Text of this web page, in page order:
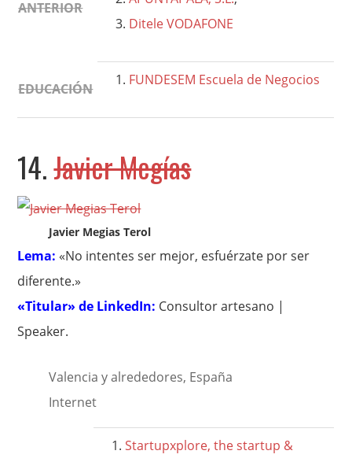
ANTERIOR
Ditele VODAFONE
EDUCACIÓN
FUNDESEM Escuela de Negocios
14.Javier Megías
Javier Megias Terol
Lema: «No intentes ser mejor, esfuérzate por ser
diferente.»
«Titular» de LinkedIn: Consultor artesano |
Speaker.
Valencia y alrededores, España
Internet
Startupxplore, the startup &